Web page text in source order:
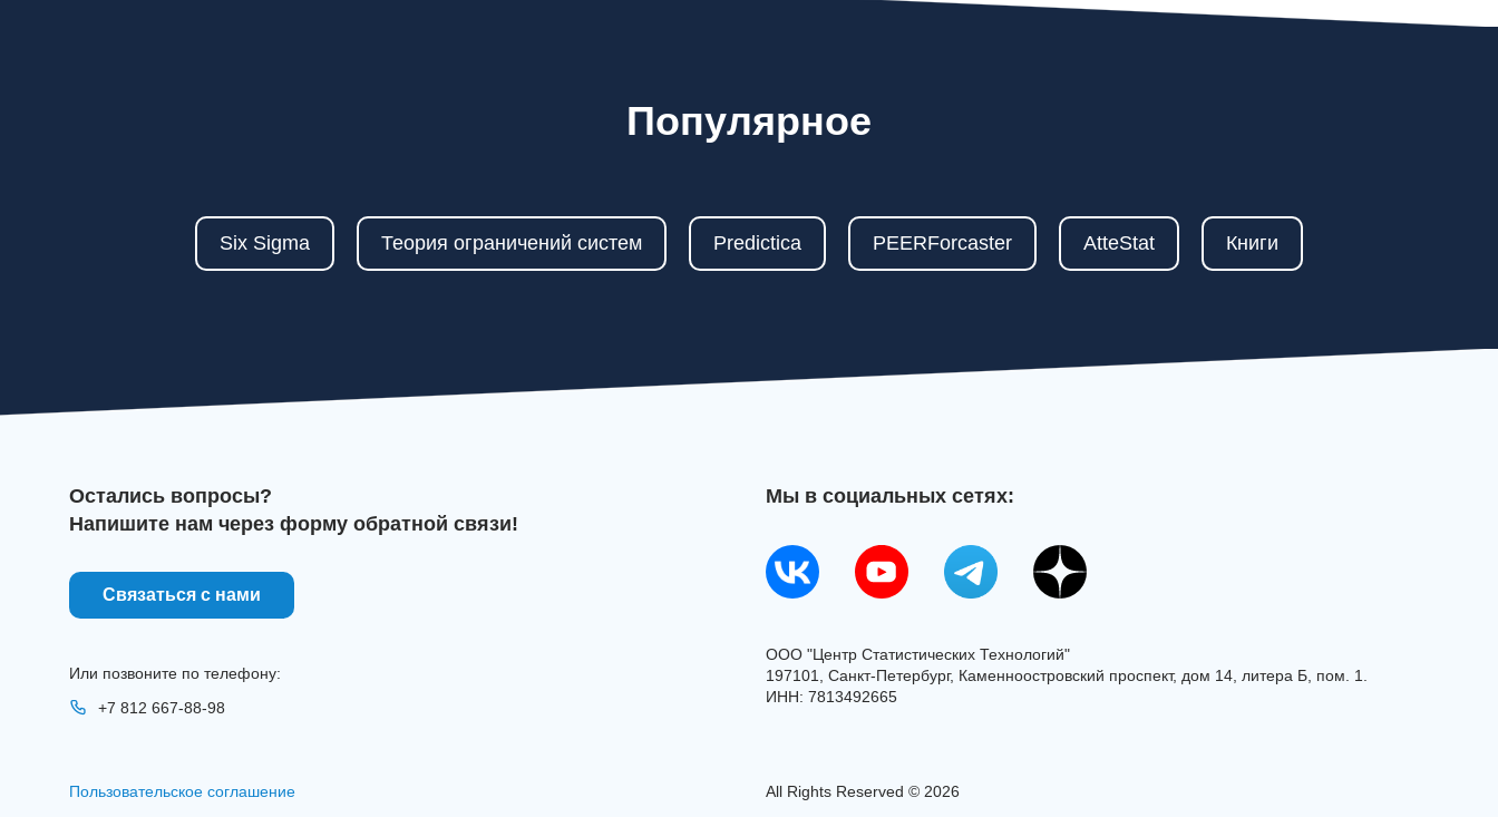
Популярное
Six Sigma Теория ограничений систем Predictica PEERForcaster AtteStat Книги
Остались вопросы?
Напишите нам через форму обратной связи!
Связаться с нами
Или позвоните по телефону:
+7 812 667-88-98
Мы в социальных сетях:
ООО "Центр Статистических Технологий"
197101, Санкт-Петербург, Каменноостровский проспект, дом 14, литера Б, пом. 1.
ИНН: 7813492665
Пользовательское соглашение All Rights Reserved © 2026